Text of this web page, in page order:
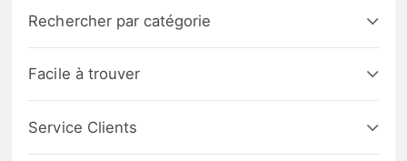
Rechercher par catégorie
Facile à trouver
Service Clients